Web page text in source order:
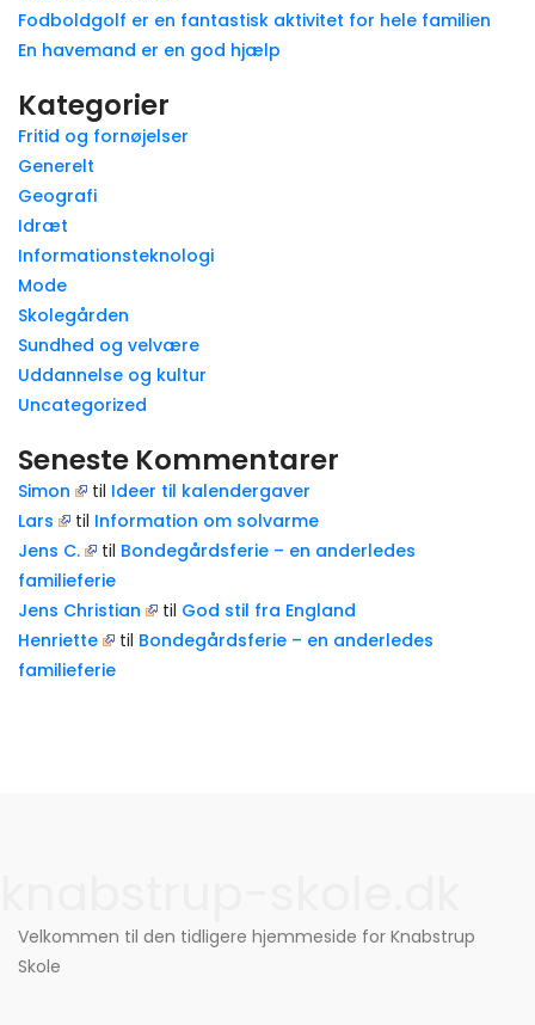
Fodboldgolf er en fantastisk aktivitet for hele familien
En havemand er en god hjælp
Kategorier
Fritid og fornøjelser
Generelt
Geografi
Idræt
Informationsteknologi
Mode
Skolegården
Sundhed og velvære
Uddannelse og kultur
Uncategorized
Seneste Kommentarer
Simon til Ideer til kalendergaver
Lars
til Information om solvarme
Jens C.
til Bondegårdsferie – en anderledes
familieferie
Jens Christian
til God stil fra England
Henriette
til Bondegårdsferie – en anderledes
familieferie
Velkommen til den tidligere hjemmeside for Knabstrup
Skole